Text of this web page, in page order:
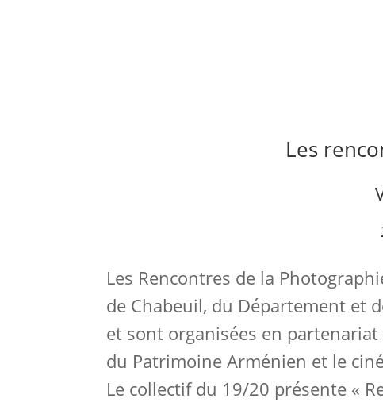
Les
Les Rencontres de la
de Chabeuil, du Département et
et sont organisées en partenariat
du Patrimoine Arménien et le
Le collectif du 19/20 présente «